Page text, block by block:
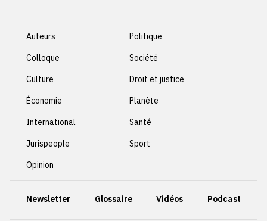
Auteurs
Colloque
Culture
Économie
International
Jurispeople
Opinion
Politique
Société
Droit et justice
Planète
Santé
Sport
Newsletter Glossaire Vidéos Podcast